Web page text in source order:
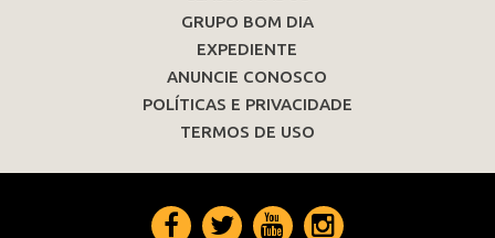
GRUPO BOM DIA
EXPEDIENTE
ANUNCIE CONOSCO
POLÍTICAS E PRIVACIDADE
TERMOS DE USO